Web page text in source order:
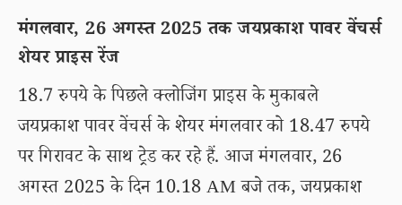
मंगलवार, 26 अगस्त 2025 तक जयप्रकाश पावर वेंचर्स
शेयर प्राइस रेंज
18.7 रुपये के पिछले क्लोजिंग प्राइस के मुकाबले
जयप्रकाश पावर वेंचर्स के शेयर मंगलवार को 18.47 रुपये
पर गिरावट के साथ ट्रेड कर रहे हैं. आज मंगलवार, 26
अगस्त 2025 के दिन 10.18 AM बजे तक, जयप्रकाश